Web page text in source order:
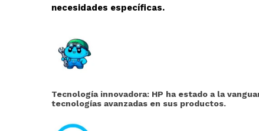
necesidades específicas.
Tecnología innovadora: HP ha estado a la
tecnologías avanzadas en sus productos.